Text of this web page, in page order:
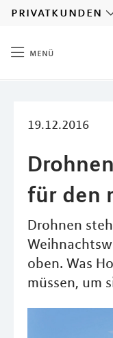
privatkunden
menü
19.12.2016
für den
Drohnen
oben. Was
müssen, um